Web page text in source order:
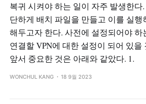
복귀 시켜야 하는 일이 자주 발생한
단하게 배치 파일을 만들고 이를 실
해두고자 한다. 사전에 설정되어야 하
연결할 VPN에 대한 설정이 되어 있
앞서 중요한 것은 아래와 같았다. 1.
WONCHUL KANG 18 9월 2023